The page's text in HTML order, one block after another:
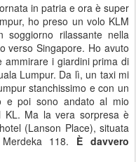
in patria e ora è super
ho preso un volo KLM
rilassante nella
verso Singapore. Ho avuto
ammirare i giardini prima di
Lumpur. Da lì, un taxi mi
stanchissimo e con un
e poi sono andato al mio
KL. Ma la vera sorpresa è
(Lanson Place), situata
118. È davvero